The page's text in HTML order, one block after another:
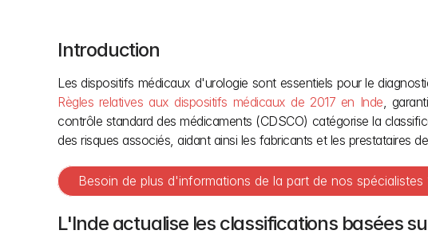
Introduction
Règles relatives aux dispositifs médicaux de 2017 en Inde,
contrôle standard des médicaments (CDSCO) catégorise la
des risques associés, aidant ainsi les fabricants et les prestataires
Besoin de plus d'informations de la part de nos
L'Inde actualise les classifications basées